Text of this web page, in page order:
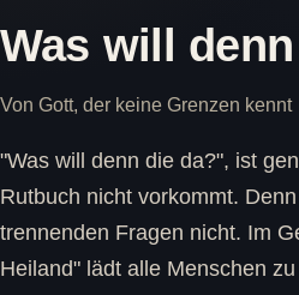
Was will
Von Gott, der keine Grenzen kennt
"Was will denn die da?", ist
Rutbuch nicht vorkommt.
trennenden Fragen nicht. Im
Heiland" lädt alle Menschen